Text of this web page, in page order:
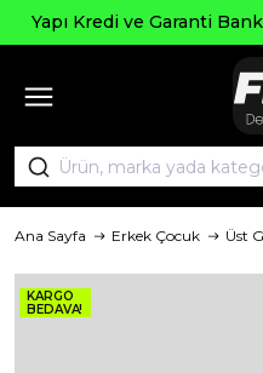
Yapı Kredi ve Garanti
Ana Sayfa Erkek Çocuk Üst
KARGO
BEDAVA!